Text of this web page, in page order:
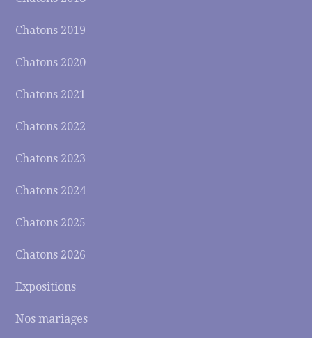
Chatons 2019
Chatons 2020
Chatons 2021
Chatons 2022
Chatons 2023
Chatons 2024
Chatons 2025
Chatons 2026
Expositions
Nos mariages